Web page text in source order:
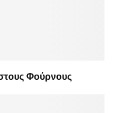
Φούρνους